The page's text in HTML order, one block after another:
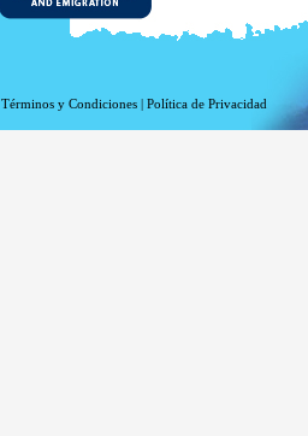
Términos y Condiciones | Política de Privacidad